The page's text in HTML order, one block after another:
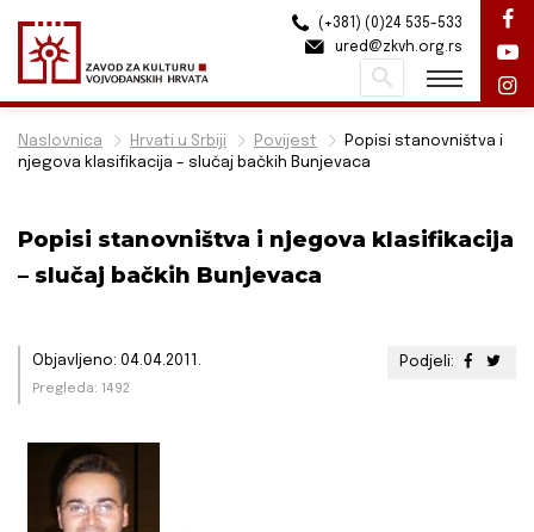
Naslovnica Hrvati u Srbiji Povijest
Popisi stanovništva i
njegova klasifikacija – slučaj bačkih Bunjevaca
Popisi stanovništva i njegova klasifikacija
– slučaj bačkih Bunjevaca
Podjeli:
Objavljeno: 04.04.2011.
Pregleda: 1492
(+381) (0)24 535-533
ured@zkvh.org.rs
Pretraži